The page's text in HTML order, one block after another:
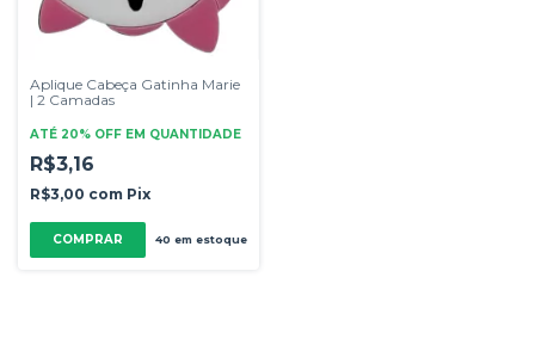
Aplique Cabeça Gatinha Marie
| 2 Camadas
ATÉ 20% OFF EM QUANTIDADE
R$3,16
R$3,00 com Pix
COMPRAR 40 em estoque